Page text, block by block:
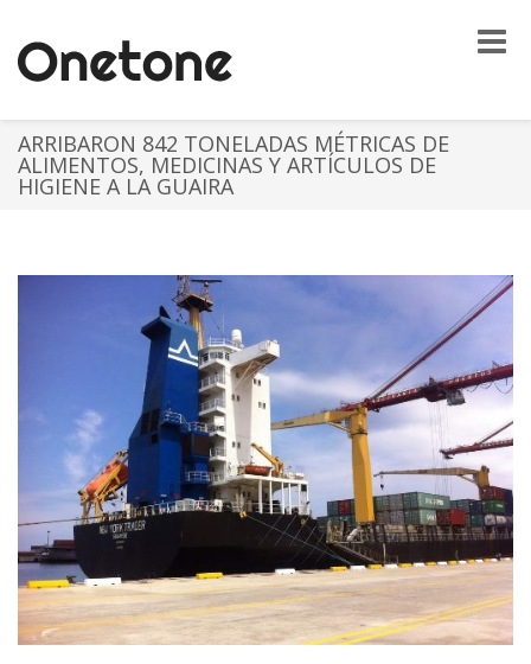
Toggle
ARRIBARON 842 TONELADAS MÉTRICAS DE
ALIMENTOS, MEDICINAS Y ARTÍCULOS DE
HIGIENE A LA GUAIRA